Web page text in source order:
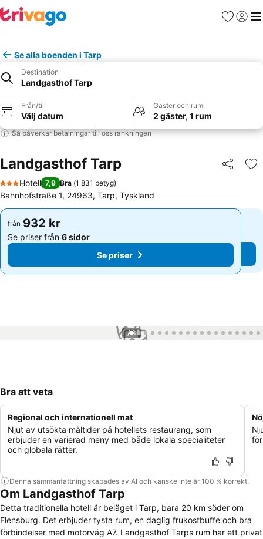
Favoriter
Logga
Se alla boenden i Tarp
Destination
Landgasthof Tarp
Från/till
Välj datum
Gäster och rum
2 gäster, 1 rum
Så påverkar betalningar till oss rankningen
Landgasthof Tarp Dela
3 Stjärnor
Hotell 7,9 Bra (1 831 betyg)
Bahnhofstraße 1, 24963, Tarp, Tyskland
från 932 kr
Se priser från 6 sidor
Se priser
från 932 kr
Se priser från 6 sidor
Se priser
1 / 33
Bra att veta
Regional och internationell mat
Njut av utsökta måltider på hotellets restaurang, som
erbjuder en varierad meny med både lokala specialiteter
och globala rätter.
Denna sammanfattning skapades av AI och kanske inte är 100 % korrekt.
Om Landgasthof Tarp
Detta traditionella hotell är beläget i Tarp, bara 20 km söder om
Flensburg. Det erbjuder tysta rum, en daglig frukostbuffé och bra
förbindelser med motorväg A7. Landgasthof Tarps rum har ett privat